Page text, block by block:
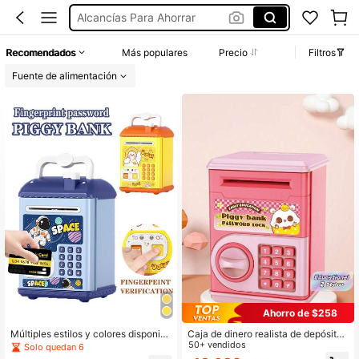
Caja Registradora
Juguetes
Recomendados Más populares Precio
Filtros
Fuente de alimentación
Múltiples estilos y colores disponibl
es, hucha de ahorros tipo caja con
contraseña y desbloqueo por huella
Solo quedan 6
Ahorro de $258
Caja de dinero realista de depósito
y retiro para niños, Alcancía intelige
nte con contraseña y diseño de dib
50+ vendidos